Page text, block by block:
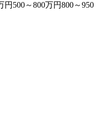
円 500～800万円800～950